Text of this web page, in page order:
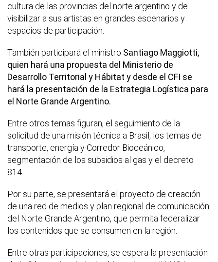
cultura de las provincias del norte argentino y de
visibilizar a sus artistas en grandes escenarios y
espacios de participación.
También participará el ministro Santiago Maggiotti,
quien hará una propuesta del Ministerio de
Desarrollo Territorial y Hábitat y desde el CFI se
hará la presentación de la Estrategia Logística para
el Norte Grande Argentino.
Entre otros temas figuran, el seguimiento de la
solicitud de una misión técnica a Brasil, los temas de
transporte, energía y Corredor Bioceánico,
segmentación de los subsidios al gas y el decreto
814.
Por su parte, se presentará el proyecto de creación
de una red de medios y plan regional de comunicación
del Norte Grande Argentino, que permita federalizar
los contenidos que se consumen en la región.
Entre otras participaciones, se espera la presentación